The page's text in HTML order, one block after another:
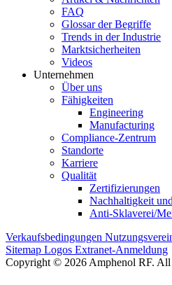
FAQ
Glossar der Begriffe
Trends in der Industrie
Marktsicherheiten
Videos
Unternehmen
Über uns
Fähigkeiten
Engineering
Manufacturing
Compliance-Zentrum
Standorte
Karriere
Qualität
Zertifizierungen
Nachhaltigkeit
Anti-Sklaverei/
Verkaufsbedingungen
Sitemap Logos Extranet-Anmeldung
Copyright © 2026 Amphenol RF. All